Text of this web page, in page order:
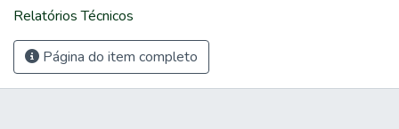
Relatórios Técnicos
Página do item completo